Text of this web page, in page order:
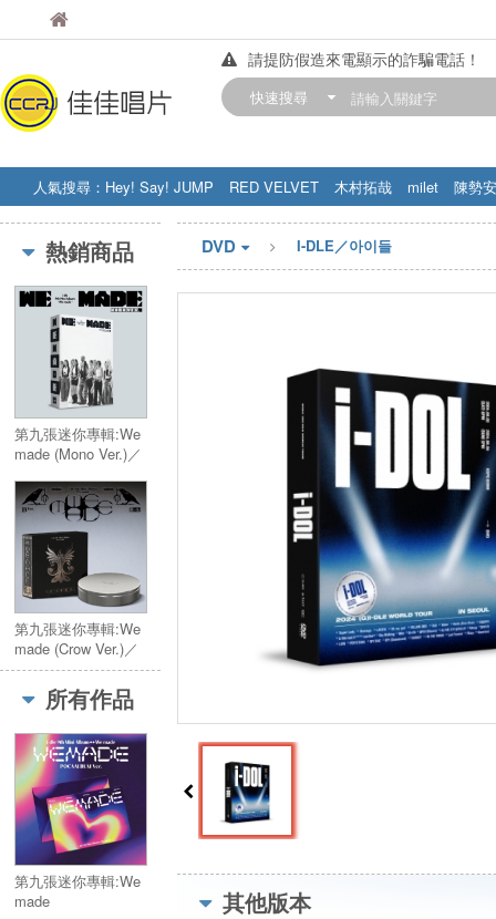
佳佳唱片
請提防假造來電顯示的詐騙電話！
【中華門市營業時間調整公告】
快速搜尋
人氣搜尋： Hey! Say! JUMP RED VELVET 木村拓哉 milet
陳勢安
STRAY KIDS
盧廣仲 周杰伦
熱銷商品
第九張迷你專輯:We
made (Mono Ver.)／
made (Mono Ver.)
第九張迷你專輯:We
made (Crow Ver.)／
9th Mini Album:We
made (Crow Ver.)
所有作品
第九張迷你專輯:We
made
DVD I-DLE／아이들
其他版本